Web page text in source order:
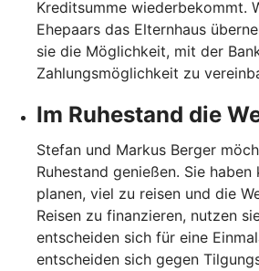
Kreditsumme wiederbekommt.
Ehepaars das Elternhaus
sie die Möglichkeit, mit der
Zahlungsmöglichkeit zu
Im Ruhestand die
Stefan und Markus Berger
Ruhestand genießen. Sie
planen, viel zu reisen und die
Reisen zu finanzieren, nutzen
entscheiden sich für eine
entscheiden sich gegen